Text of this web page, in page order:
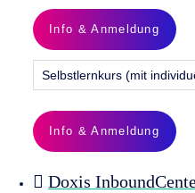
Info & Anmeldung
Selbstlernkurs (mit
Info & Anmeldung
Doxis